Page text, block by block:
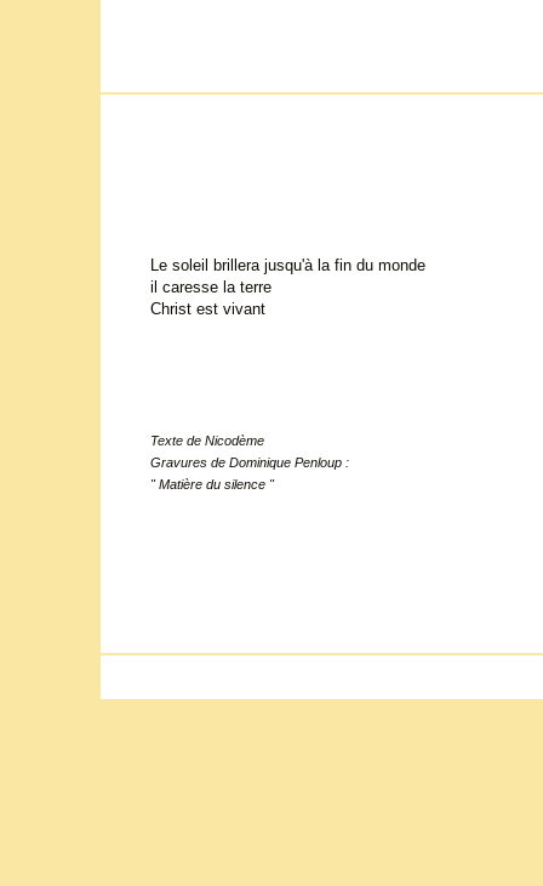
Le soleil brillera jusqu'à la fin du monde
il caresse la terre
Christ est vivant
Texte de Nicodème
Gravures de Dominique Penloup :
" Matière du silence "